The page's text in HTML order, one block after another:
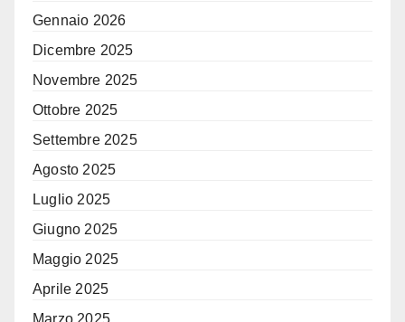
Gennaio 2026
Dicembre 2025
Novembre 2025
Ottobre 2025
Settembre 2025
Agosto 2025
Luglio 2025
Giugno 2025
Maggio 2025
Aprile 2025